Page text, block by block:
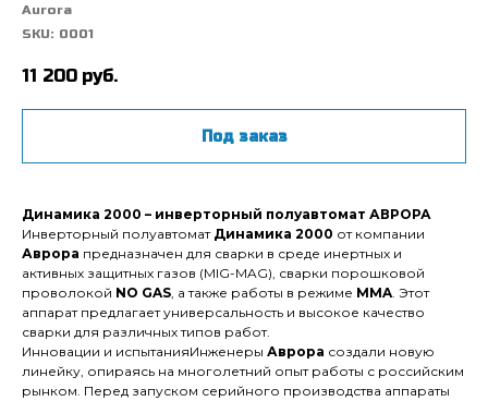
Aurora
SKU: 0001
11 200 руб.
Под заказ
Динамика 2000 – инверторный полуавтомат АВРОРА
Инверторный полуавтомат Динамика 2000 от компании
Аврора предназначен для сварки в среде инертных и
активных защитных газов (MIG-MAG), сварки порошковой
проволокой NO GAS, а также работы в режиме MMA. Этот
аппарат предлагает универсальность и высокое качество
сварки для различных типов работ.
Инновации и испытанияИнженеры Аврора создали новую
линейку, опираясь на многолетний опыт работы с российским
рынком. Перед запуском серийного производства аппараты